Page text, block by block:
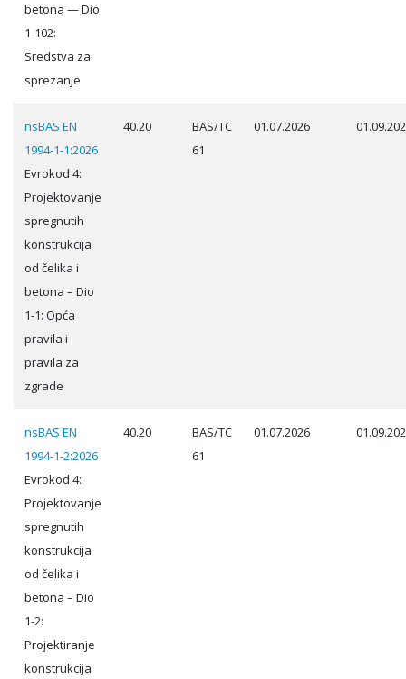
betona — Dio
1-102:
Sredstva za
sprezanje
nsBAS EN
1994-1-1:2026
Evrokod 4:
Projektovanje
spregnutih
konstrukcija
od čelika i
betona – Dio
1-1: Opća
pravila i
pravila za
zgrade
40.20
BAS/TC
61
01.07.2026
nsBAS EN
1994-1-2:2026
Evrokod 4:
Projektovanje
spregnutih
konstrukcija
od čelika i
betona – Dio
1-2:
Projektiranje
konstrukcija
40.20
BAS/TC
61
01.07.2026